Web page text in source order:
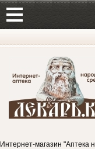
Интернет-магазин "Аптека